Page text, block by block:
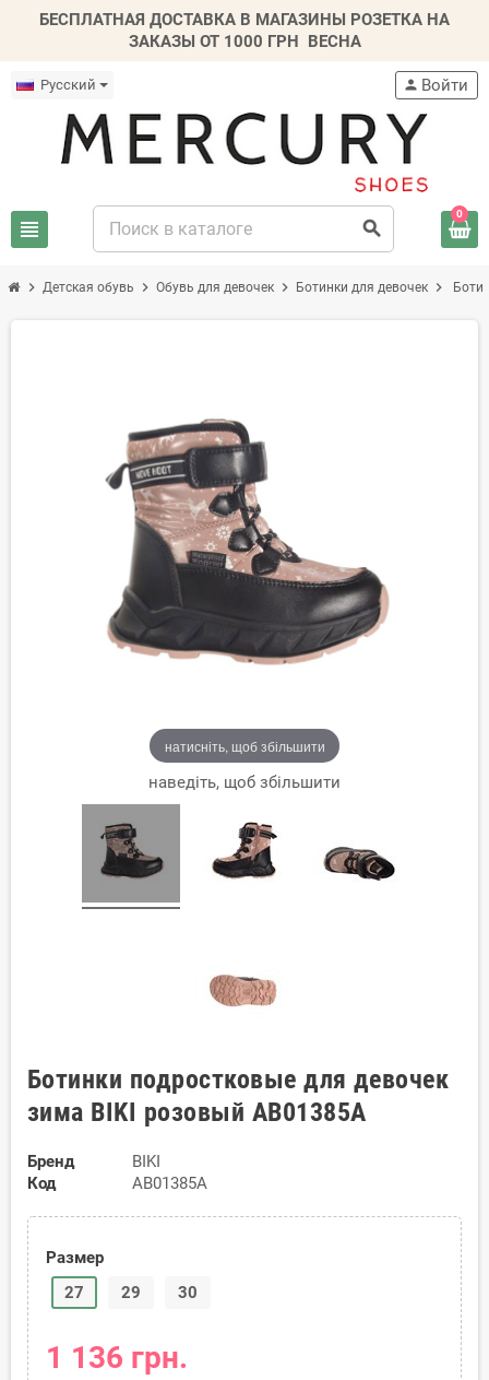
БЕСПЛАТНАЯ ДОСТАВКА В МАГАЗИНЫ РОЗЕТКА НА
ЗАКАЗЫ ОТ 1000 ГРН ВЕСНА
Русский
view_headline search
person Войти
0
chevron_right Детская обувь chevron_right Обувь для девочек chevron_right Ботинки для девочек chevron_right
натисніть, щоб збільшити
наведіть, щоб збільшити
Ботинки подростковые для девочек
зима BIKI розовый AB01385A
Бренд
BIKI
Код
AB01385A
Размер
27
29 30
1 136 грн.